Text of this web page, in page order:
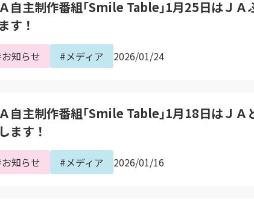
自主制作番組｢Smile Table｣1月25日はＪ
す！
知らせ #メディア 2026/01/24
自主制作番組｢Smile Table｣1月18日はＪＡ
ます！
知らせ #メディア 2026/01/16